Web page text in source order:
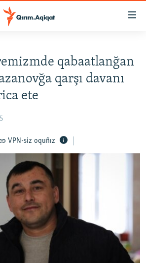
qabaatlanğan
qarşı davanı
ete
VPN-siz oquñız